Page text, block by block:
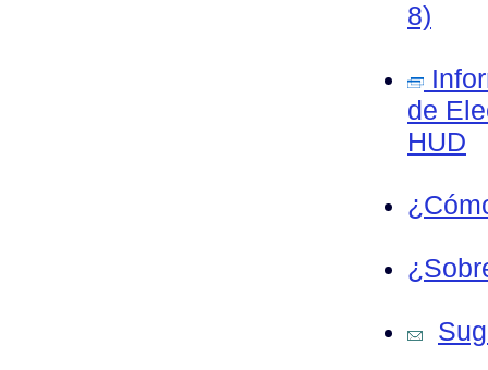
8)
de
HUD